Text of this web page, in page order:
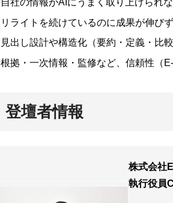
リライトを続けているのに成果が伸び
見出し設計や構造化（要約・定義・比
根拠・一次情報・監修など、信頼性（
登壇者情報
株式会社
執行役員